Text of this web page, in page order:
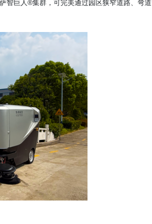
智巨人®集群，可完美通过园区狭窄道路、弯